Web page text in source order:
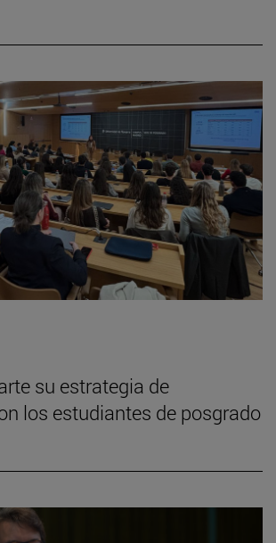
su estrategia de
los estudiantes de posgrado